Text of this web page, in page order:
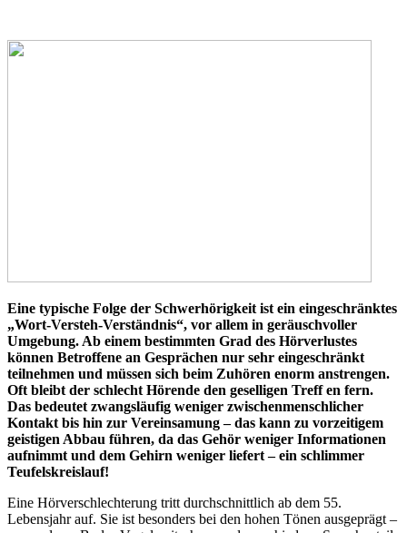
Eine typische Folge der Schwerhörigkeit ist ein eingeschränktes
„Wort-Versteh-Verständnis“, vor allem in geräuschvoller
Umgebung. Ab einem bestimmten Grad des Hörverlustes
können Betroffene an Gesprächen nur sehr eingeschränkt
teilnehmen und müssen sich beim Zuhören enorm anstrengen.
Oft bleibt der schlecht Hörende den geselligen Treff en fern.
Das bedeutet zwangsläufig weniger zwischenmenschlicher
Kontakt bis hin zur Vereinsamung – das kann zu vorzeitigem
geistigen Abbau führen, da das Gehör weniger Informationen
aufnimmt und dem Gehirn weniger liefert – ein schlimmer
Teufelskreislauf!
Eine Hörverschlechterung tritt durchschnittlich ab dem 55.
Lebensjahr auf. Sie ist besonders bei den hohen Tönen ausgeprägt –